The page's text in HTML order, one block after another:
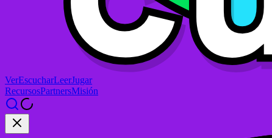
VerEscucharLeerJugar
RecursosPartnersMisión